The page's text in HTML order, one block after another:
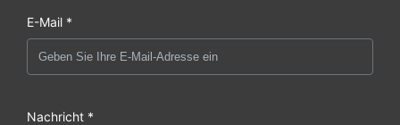
E-Mail *
Nachricht *